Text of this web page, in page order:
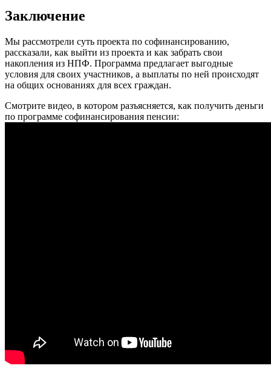
Заключение
Мы рассмотрели суть проекта по софинансированию,
рассказали, как выйти из проекта и как забрать свои
накопления из НПФ. Программа предлагает выгодные
условия для своих участников, а выплаты по ней происходят
на общих основаниях для всех граждан.
Смотрите видео, в котором разъясняется, как получить деньги
по программе софинансирования пенсии: